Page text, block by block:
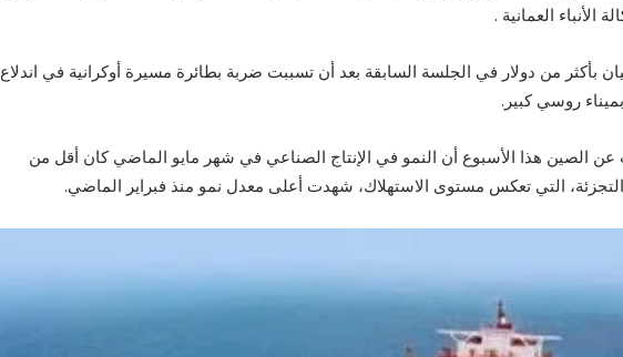
الأنباء العمانية .
بأكثر من دولار في الجلسة السابقة بعد أن تسببت ضربة بطائرة مسيرة أوكرانية في اندلاع
روسي كبير.
الصين هذا الأسبوع أن النمو في الإنتاج الصناعي في شهر مايو الماضي كان أقل من
التي تعكس مستوى الاستهلاك، شهدت أعلى معدل نمو منذ فبراير الماضي.